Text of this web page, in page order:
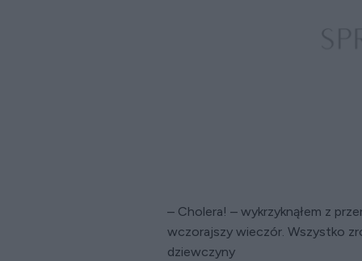
– Cholera! – wykrzyknąłem z
wczorajszy wieczór. Wszystko
dziewczyny